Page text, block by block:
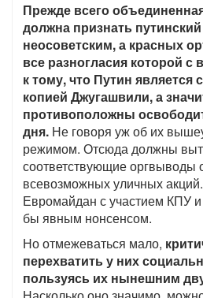
Прежде всего
должна признать
неосоветским, а красных
все разногласия которой с
к тому, что Путин
копией Джугашвили, а
противоположны
дня. Не говоря уж об их
режимом. Отсюда должны
соответствующие оргвыводы
всевозможных уличных
Евромайдан с участием КПУ
бы явным нонсенсом.
Но отмежеваться мало,
перехватить у них
пользуясь их нынешним